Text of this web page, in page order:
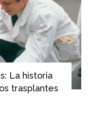
La historia
trasplantes